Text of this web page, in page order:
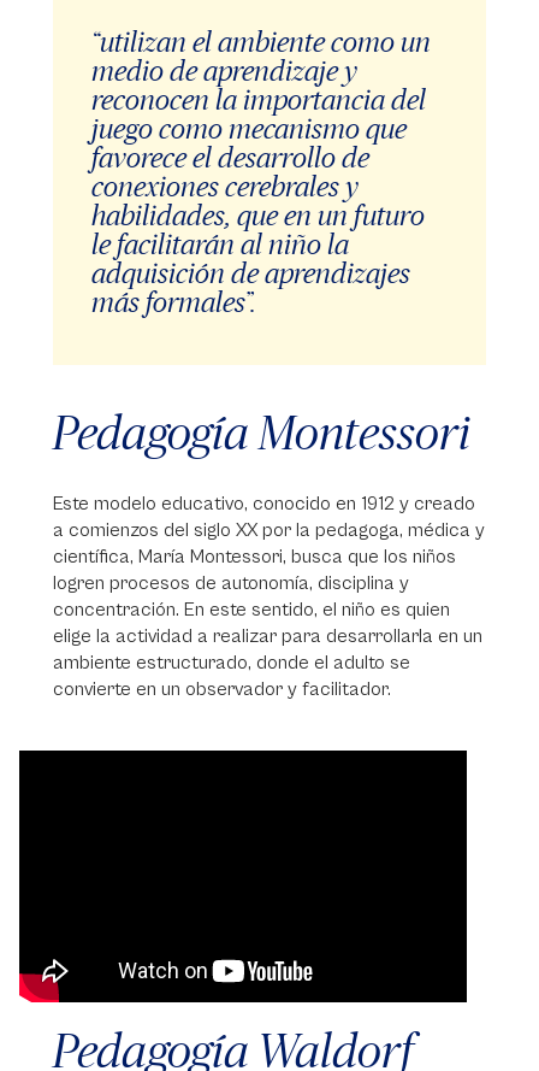
“utilizan el ambiente como un
medio de aprendizaje y
reconocen la importancia del
juego como mecanismo que
favorece el desarrollo de
conexiones cerebrales y
habilidades, que en un futuro
le facilitarán al niño la
adquisición de aprendizajes
más formales”.
Pedagogía Montessori
Este modelo educativo, conocido en 1912 y creado
a comienzos del siglo XX por la pedagoga, médica y
científica, María Montessori, busca que los niños
logren procesos de autonomía, disciplina y
concentración. En este sentido, el niño es quien
elige la actividad a realizar para desarrollarla en un
ambiente estructurado, donde el adulto se
convierte en un observador y facilitador.
Pedagogía Waldorf